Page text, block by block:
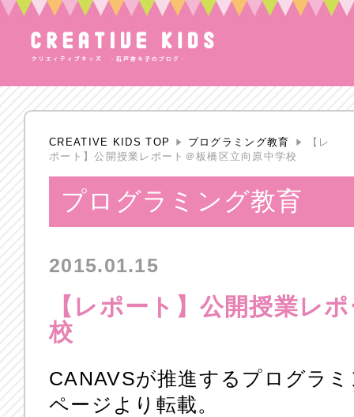
CREATIVE KIDS TOP プログラミング教育
【レ
ポート】公開授業レポート＠板橋区立向原中学校
プログラミング教育
2015.01.15
【レポート】公開授業レ
校
CANAVSが推進するプログラ
ページより転載。